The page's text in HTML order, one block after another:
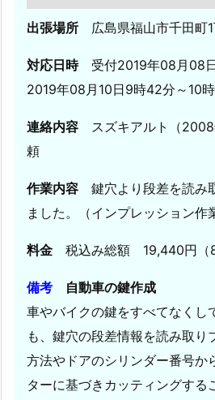
作
成
5.
島
山
市
辺
ホ
ン
ダ・
ジ
出張場所 広島県福山市千田
対応日時 受付2019年08月08
2019年08月10日9時42分～10
連絡内容 スズキアルト（
頼
作業内容 鍵穴より段差を読み
ました。（インプレッション作
料金 税込み総額 19,440円（
備考 自動車の鍵作成
車やバイクの鍵をすべてなくし
も、鍵穴の段差情報を読み取り
方法やドアのシリンダー番号か
ターに基づきカッティングする